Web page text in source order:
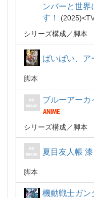
ンバーと世界
す！
2025
シリーズ構成
脚本
ばいばい、ア
脚本
ブルーアーカ
シリーズ構成 脚本
夏目友人帳 漆
脚本
機動戦士ガン